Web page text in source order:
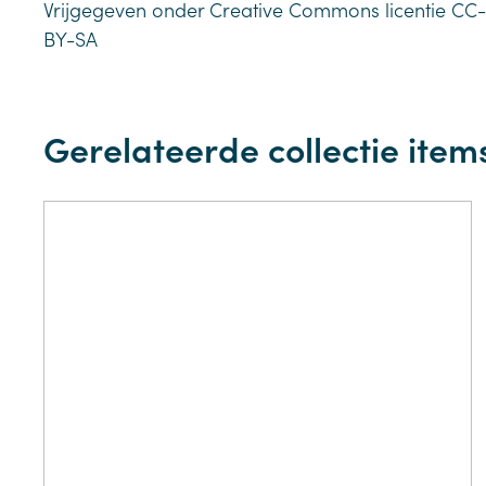
Vrijgegeven onder Creative Commons licentie CC-
BY-SA
Gerelateerde collectie